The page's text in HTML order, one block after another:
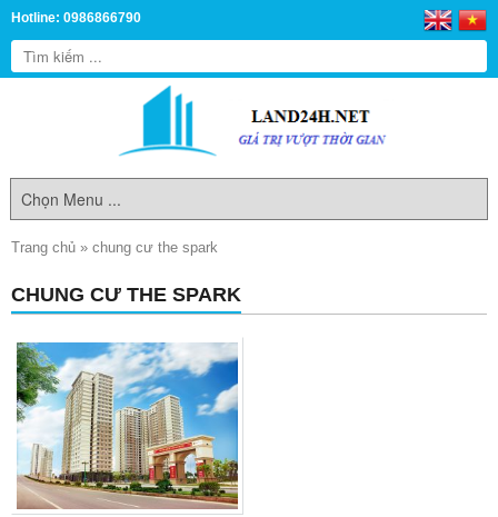
Hotline: 0986866790
Trang chủ » chung cư the spark
CHUNG CƯ THE SPARK